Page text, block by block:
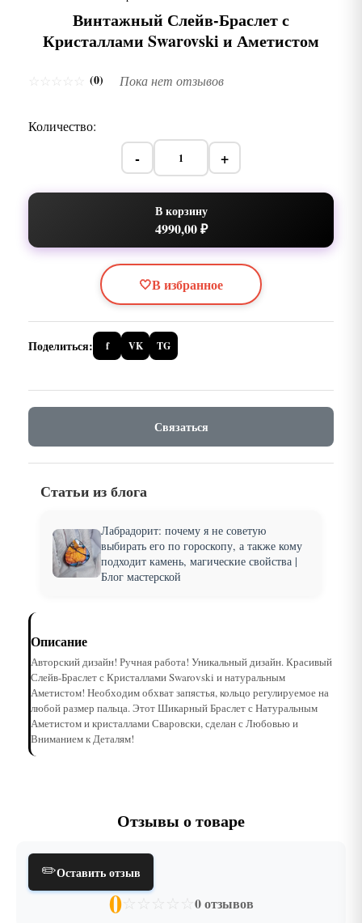
Винтажный Слейв-Браслет с
Кристаллами Swarovski и Аметистом
(0) Пока нет отзывов
Количество:
- +
В корзину
4990,00 ₽
🤍В избранное
Поделиться: f VK TG
Связаться
Статьи из блога
Лабрадорит: почему я не советую
выбирать его по гороскопу, а также кому
подходит камень, магические свойства |
Блог мастерской
Описание
Авторский дизайн! Ручная работа! Уникальный дизайн. Красивый
Слейв-Браслет с Кристаллами Swarovski и натуральным
Аметистом! Необходим обхват запястья, кольцо регулируемое на
любой размер пальца. Этот Шикарный Браслет с Натуральным
Аметистом и кристаллами Сваровски, сделан с Любовью и
Вниманием к Деталям!
Отзывы о товаре
✏️Оставить отзыв
0☆ ☆ ☆ ☆ ☆ 0 отзывов